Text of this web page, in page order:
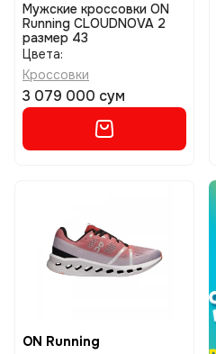
Мужские кроссовки ON
Running CLOUDNOVA 2
размер 43
Цвета:
Кроссовки
3 079 000 сум
ON Running